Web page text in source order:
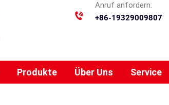
Anruf anfordern:
+86-19329009807
Produkte Über Uns Service